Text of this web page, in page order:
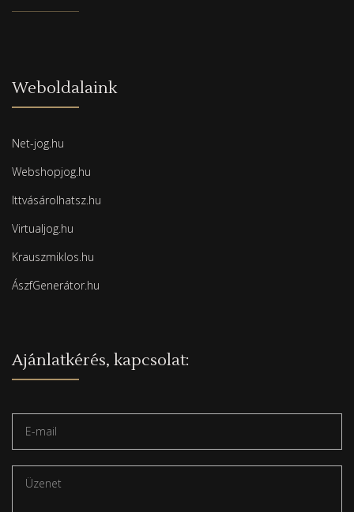
Weboldalaink
Net-jog.hu
Webshopjog.hu
Ittvásárolhatsz.hu
Virtualjog.hu
Krauszmiklos.hu
ÁszfGenerátor.hu
Ajánlatkérés, kapcsolat: